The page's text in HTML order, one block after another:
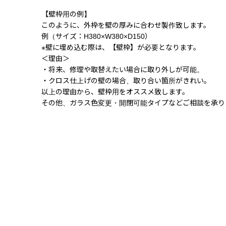
【壁枠用の例】
このように、外枠を壁の厚みに合わせ製作致します。
例（サイズ：H380×W380×D150）
※壁に埋め込む際は、【壁枠】が必要となります。
＜理由＞
・将来、修理や取替えたい場合に取り外しが可能。
・クロス仕上げの壁の場合、取り合い箇所がきれい。
以上の理由から、壁枠用をオススメ致します。
その他、ガラス色変更・開閉可能タイプなどご相談を承